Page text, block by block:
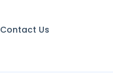
Contact Us